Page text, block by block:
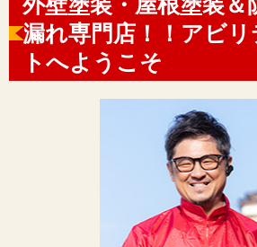
漏れ専門店！！アビ
トへようこそ